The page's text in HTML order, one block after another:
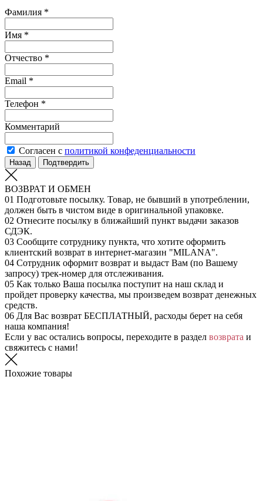
Фамилия *
Имя *
Отчество *
Email *
Телефон *
Комментарий
Согласен с политикой конфеденциальности
Назад Подтвердить
ВОЗВРАТ И ОБМЕН
01 Подготовьте посылку. Товар, не бывший в употреблении,
должен быть в чистом виде в оригинальной упаковке.
02 Отнесите посылку в ближайший пункт выдачи заказов
СДЭК.
03 Сообщите сотруднику пункта, что хотите оформить
клиентский возврат в интернет-магазин "MILANA".
04 Сотрудник оформит возврат и выдаст Вам (по Вашему
запросу) трек-номер для отслеживания.
05 Как только Ваша посылка поступит на наш склад и
пройдет проверку качества, мы произведем возврат денежных
средств.
06 Для Вас возврат БЕСПЛАТНЫЙ, расходы берет на себя
наша компания!
Если у вас остались вопросы, переходите в раздел возврата и
свяжитесь с нами!
Похожие товары